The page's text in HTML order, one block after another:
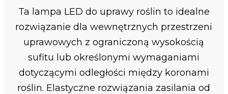
Ta lampa LED do uprawy roślin to idealne
rozwiązanie dla wewnętrznych przestrzeni
uprawowych z ograniczoną wysokością
sufitu lub określonymi wymaganiami
dotyczącymi odległości między koronami
roślin. Elastyczne rozwiązania zasilania od